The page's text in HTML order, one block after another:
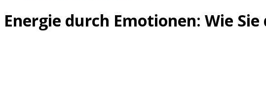
Energie durch Emotionen: Wie